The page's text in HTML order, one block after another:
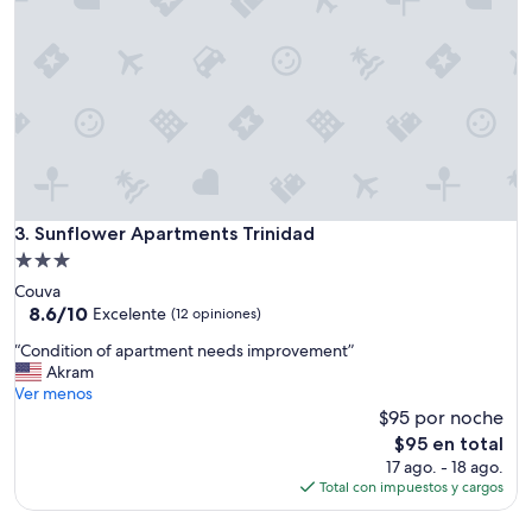
3. Sunflower Apartments Trinidad
Sunflower Apartments Trinidad
Propiedad
de
3.0
Couva
8.6
10,
Excelente,
(12
8.6/10 Excelente (12 opiniones)
“
C
o
i
“Condition of apartment needs improvement”
Akram
Ver menos
$95 por noche
El
precio
actual
es
$95 en total
17 ago. - 18 ago.
Total con impuestos y cargos